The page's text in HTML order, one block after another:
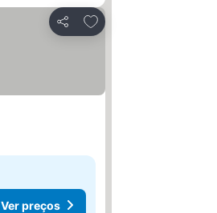
Partilhar
Adicionar aos favoritos
Ver preços